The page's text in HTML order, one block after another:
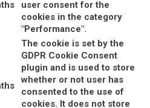
user consent for the
cookies in the category
"Performance".
The cookie is set by the
GDPR Cookie Consent
plugin and is used to store
whether or not user has
consented to the use of
cookies. It does not store